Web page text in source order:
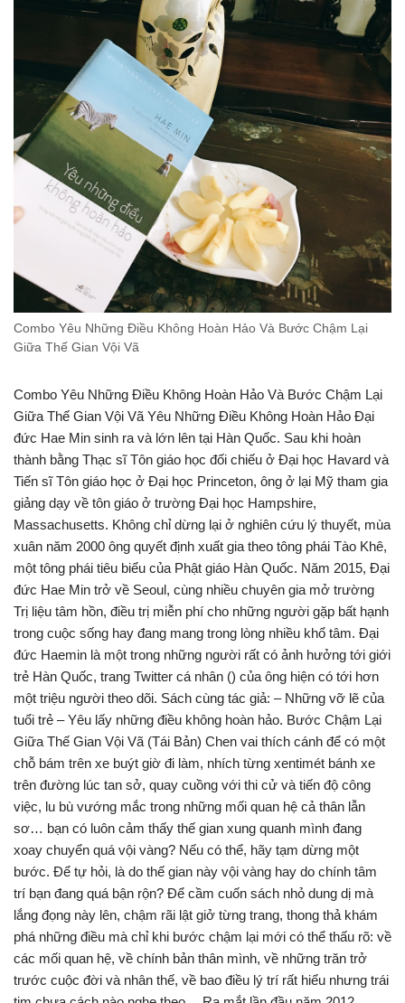
Combo Yêu Những Điều Không Hoàn Hảo Và Bước Chậm Lại
Giữa Thế Gian Vội Vã
Combo Yêu Những Điều Không Hoàn Hảo Và Bước Chậm Lại
Giữa Thế Gian Vội Vã Yêu Những Điều Không Hoàn Hảo Đại
đức Hae Min sinh ra và lớn lên tại Hàn Quốc. Sau khi hoàn
thành bằng Thạc sĩ Tôn giáo học đối chiếu ở Đại học Havard và
Tiến sĩ Tôn giáo học ở Đại học Princeton, ông ở lại Mỹ tham gia
giảng dạy về tôn giáo ở trường Đại học Hampshire,
Massachusetts. Không chỉ dừng lại ở nghiên cứu lý thuyết, mùa
xuân năm 2000 ông quyết định xuất gia theo tông phái Tào Khê,
một tông phái tiêu biểu của Phật giáo Hàn Quốc. Năm 2015, Đại
đức Hae Min trở về Seoul, cùng nhiều chuyên gia mở trường
Trị liệu tâm hồn, điều trị miễn phí cho những người gặp bất hạnh
trong cuộc sống hay đang mang trong lòng nhiều khổ tâm. Đại
đức Haemin là một trong những người rất có ảnh hưởng tới giới
trẻ Hàn Quốc, trang Twitter cá nhân () của ông hiện có tới hơn
một triệu người theo dõi. Sách cùng tác giả: – Những vỡ lẽ của
tuổi trẻ – Yêu lấy những điều không hoàn hảo. Bước Chậm Lại
Giữa Thế Gian Vội Vã (Tái Bản) Chen vai thích cánh để có một
chỗ bám trên xe buýt giờ đi làm, nhích từng xentimét bánh xe
trên đường lúc tan sở, quay cuồng với thi cử và tiến độ công
việc, lu bù vướng mắc trong những mối quan hệ cả thân lẫn
sơ… bạn có luôn cảm thấy thế gian xung quanh mình đang
xoay chuyển quá vội vàng? Nếu có thể, hãy tạm dừng một
bước. Để tự hỏi, là do thế gian này vội vàng hay do chính tâm
trí bạn đang quá bận rộn? Để cầm cuốn sách nhỏ dung dị mà
lắng đọng này lên, chậm rãi lật giở từng trang, thong thả khám
phá những điều mà chỉ khi bước chậm lại mới có thể thấu rõ: về
các mối quan hệ, về chính bản thân mình, về những trăn trở
trước cuộc đời và nhân thế, về bao điều lý trí rất hiểu nhưng trái